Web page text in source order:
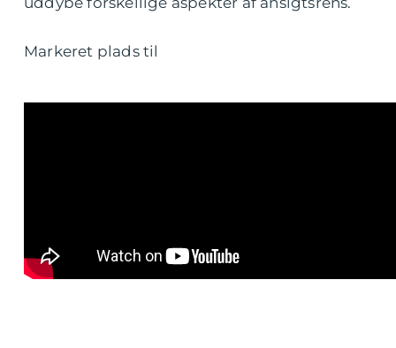
Markeret plads til